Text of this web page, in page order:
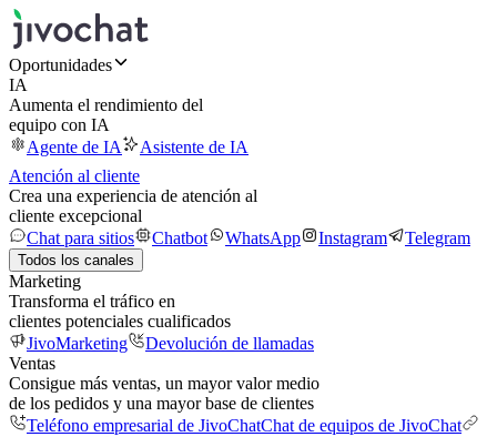
Oportunidades
IA
Aumenta el rendimiento del
equipo con IA
Agente de IA
Asistente de IA
Atención al cliente
Crea una experiencia de atención al
cliente excepcional
Chat para sitios
Chatbot WhatsApp Instagram Telegram
Todos los canales
Marketing
Transforma el tráfico en
clientes potenciales cualificados
JivoMarketing
Devolución de llamadas
Ventas
Consigue más ventas, un mayor valor medio
de los pedidos y una mayor base de clientes
Teléfono empresarial de JivoChatChat de equipos de JivoChat